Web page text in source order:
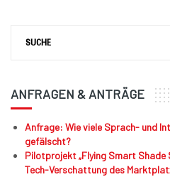
ANFRAGEN & ANTRÄGE
Anfrage: Wie viele Sprach- und
gefälscht?
Pilotprojekt „Flying Smart Shade
Tech-Verschattung des